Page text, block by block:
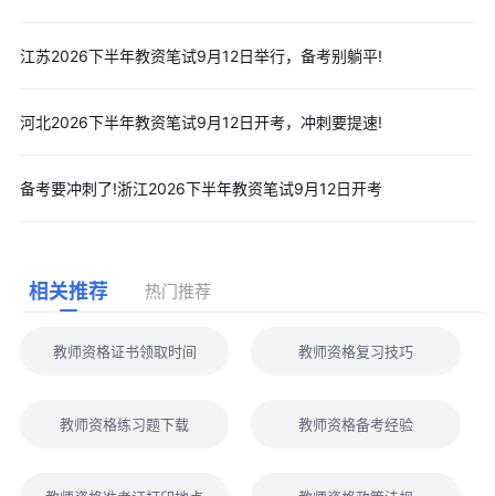
江苏2026下半年教资笔试9月12日举行，备考别躺平!
河北2026下半年教资笔试9月12日开考，冲刺要提速!
备考要冲刺了!浙江2026下半年教资笔试9月12日开考
相关推荐 热门推荐
教师资格证书领取时间 教师资格复习技巧
教师资格练习题下载 教师资格备考经验